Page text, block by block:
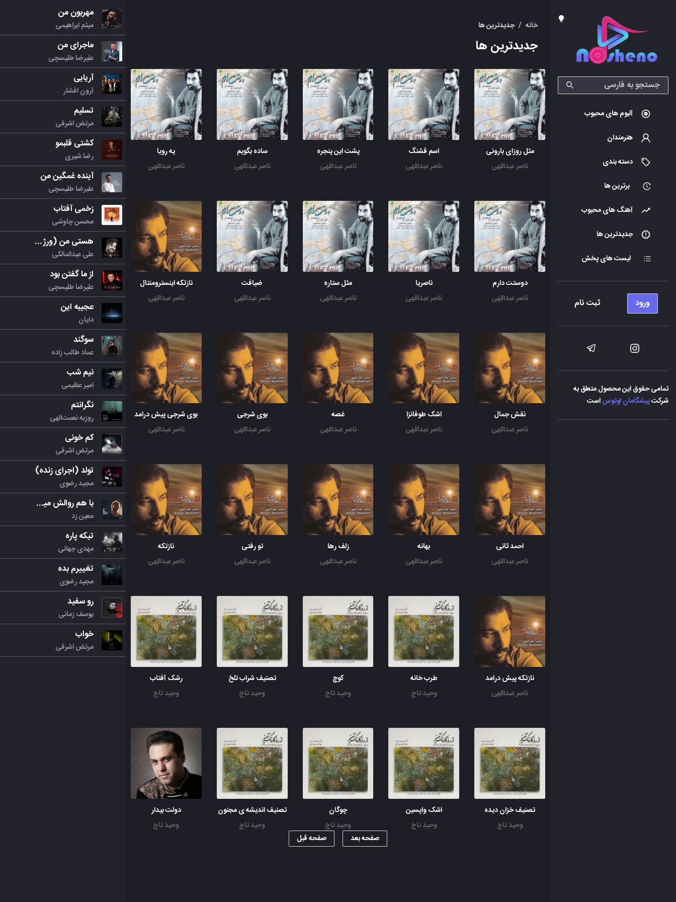
آلبوم های محبوب
هنرمندان
دسته بندی
برترین ها
آهنگ های محبوب
جدیدترین ها
لیست های پخش
ورود ثبت نام
تمامی حقوق این محصول متعلق به
شرکتپیشگامان لوتوساست
خانه / جدیدترین ها
جدیدترین ها
مثل روزای بارونی
ناصر عبداللهی
اسم قشنگ
ناصر عبداللهی
پشت این پنجره
ناصر عبداللهی
ساده بگویم
ناصر عبداللهی
یه رویا
ناصر عبداللهی
دوستت دارم
ناصر عبداللهی
ناصریا
ناصر عبداللهی
مثل ستاره
ناصر عبداللهی
ضیافت
ناصر عبداللهی
نازتکه اینسترومنتال
ناصر عبداللهی
نقش جمال
ناصر عبداللهی
اشک طوفانزا
ناصر عبداللهی
غصه
ناصر عبداللهی
بوی شرجی
ناصر عبداللهی
بوی شرجی پیش درامد
ناصر عبداللهی
احمد ثانی
ناصر عبداللهی
بهانه
ناصر عبداللهی
زلف رها
ناصر عبداللهی
تو رفتی
ناصر عبداللهی
نازتکه
ناصر عبداللهی
نازتکه پیش درامد
ناصر عبداللهی
طرب خانه
وحید تاج
کوچ
وحید تاج
تصنیف شراب تلخ
وحید تاج
رشک آفتاب
وحید تاج
تصنیف خزان دیده
وحید تاج
اشک واپسین
وحید تاج
چوگان
وحید تاج
تصنیف اندیشه ی مجنون
وحید تاج
دولت بیدار
وحید تاج
صفحه بعد
صفحه قبل
مهربون من
میثم ابراهیمی
ماجرای من
علیرضا طلیسچی
آریایی
آرون افشار
تسلیم
مرتض اشرفی
کشتی قلبمو
رضا شیری
آینده غمگین من
علیرضا طلیسچی
زخمی آفتاب
محسن چاوشی
هستی من (ورژن جدید)
علی عبدالمالکی
از ما گفتن بود
علیرضا طلیسچی
عجیبه این
دایان
سوگند
عماد طالب زاده
نیم شب
امیر عظیمی
نگرانتم
روزبه نعمت‌الهی
کم خونی
مرتض اشرفی
تولد (اجرای زنده)
مجید رضوی
با هم روالش میکنیم
معین زد
تیکه پاره
مهدی جهانی
تغییرم بده
مجید رضوی
رو سفید
یوسف زمانی
خواب
مرتض اشرفی